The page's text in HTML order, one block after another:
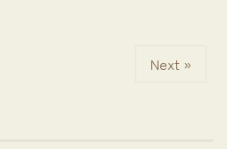
Next »